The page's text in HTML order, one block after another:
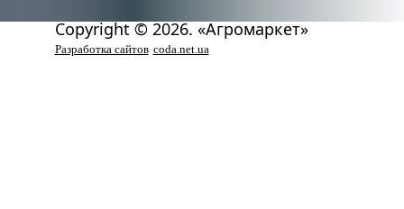
Copyright © 2026. «Агромаркет»
Разработка сайтов coda.net.ua